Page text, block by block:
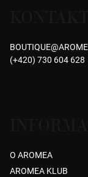
BOUTIQUE@
(+420) 730 604 628
O AROMEA
AROMEA KLUB